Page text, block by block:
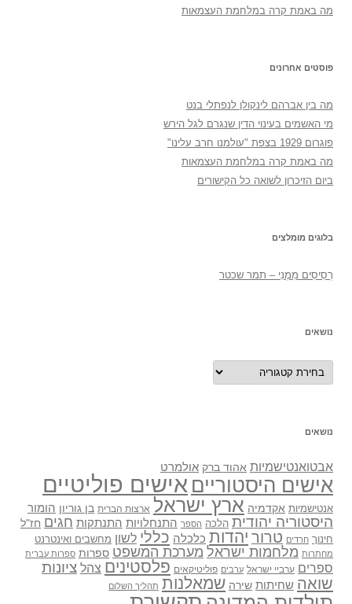
מה באמת קרה במלחמת העצמאות
פוסטים אחרונים
מה בין אברהם לינקולן לנפתלי בנט
מי האשמים בעינוי הדין שנגרם לגל הירש
פוגרום 1929 בצפת "עולמנו חרב עלינו"
מה באמת קרה במלחמת העצמאות
ביום הזיכרון לשואה כל הקישורים
בלוגים מומלצים
רְסִיסִים מִמֶנִי – תמר שכטר
נושאים
נושאים
נושאים
אבטואנטישמיות אהוד ברק אולמרט
אישים היסטוריים אישים פוליטיים
אנטישמיות אקדמיה ארץ ישראל ארצות הברית בן גוריון הומור
היסטוריה יהודית הלכה הספר התנחלויות התנתקות חגים חז"ל
חינוך חרדים טרור יהדות כלכלה כללי לשון מחשבים ואינטרנט
מחתרות מלחמות ישראל מערכת המשפט ספרות ספרות עברית
ספרים ערביי ישראל ערבים פוליטיקאים פלסטינים צהל ציונות
שואה שחיתות שירה שמאלנות תהליך השלום